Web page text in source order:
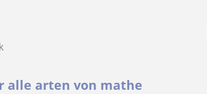
arten von mathe